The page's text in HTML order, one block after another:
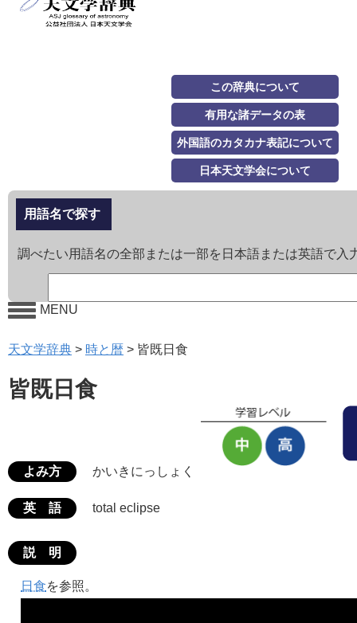
この辞典について
有用な諸データの表
外国語のカタカナ表記について
日本天文学会について
用語名で探す
調べたい用語名の全部または一部を日本語または英語で入
MENU
天文学辞典 > 時と暦 > 皆既日食
皆既日食
よみ方 かいきにっしょく
英 語 total eclipse
説 明
日食を参照。